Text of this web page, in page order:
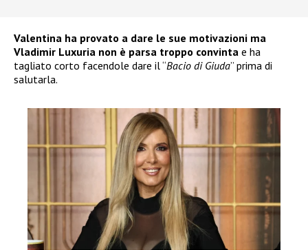
Valentina ha provato a dare le sue motivazioni ma
Vladimir Luxuria non è parsa troppo convinta e ha
tagliato corto facendole dare il “Bacio di Giuda” prima di
salutarla.